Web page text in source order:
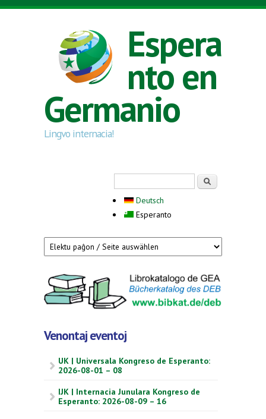
Skip to main content
Espera
nto en
Germanio
Lingvo internacia!
Deutsch
Esperanto
Venontaj eventoj
UK | Universala Kongreso de Esperanto:
2026-08-01 – 08
IJK | Internacia Junulara Kongreso de
Esperanto: 2026-08-09 – 16